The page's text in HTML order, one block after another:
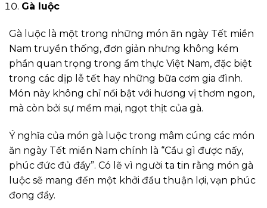
Gà luộc
Gà luộc là một trong những món ăn ngày Tết miền
Nam truyền thống, đơn giản nhưng không kém
phần quan trọng trong ẩm thực Việt Nam, đặc biệt
trong các dịp lễ tết hay những bữa cơm gia đình.
Món này không chỉ nổi bật với hương vị thơm ngon,
mà còn bởi sự mềm mại, ngọt thịt của gà.
Ý nghĩa của món gà luộc trong mâm cúng các món
ăn ngày Tết miền Nam chính là “Cầu gì được nấy,
phúc đức đủ đầy”. Có lẽ vì người ta tin rằng món gà
luộc sẽ mang đến một khởi đầu thuận lợi, vạn phúc
đong đầy.